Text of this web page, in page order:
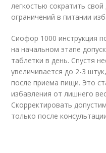
легкостью сократить
ограничений в питании
Сиофор 1000 инструкция
на начальном этапе
таблетки в день. Спустя
увеличивается до 2-3
после приема пищи. Это
избавления от лишнего
Скорректировать
только после